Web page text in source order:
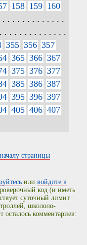
158 159 160
. . . . . . . . . . . . .
. . . . . . . . . . . . .
355 356 357
365 366 367
375 376 377
385 386 387
395 396 397
405 406 407
страницы
иливойдите в
код (и иметь
суточный лимит
школоло-
комментариев: